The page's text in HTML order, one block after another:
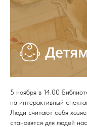
5 ноября в 14.00
на интерактивный
Люди считают себя
становятся для людей